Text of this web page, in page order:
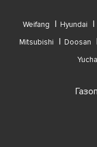
Weifang Hyundai
Mitsubishi
Doosan